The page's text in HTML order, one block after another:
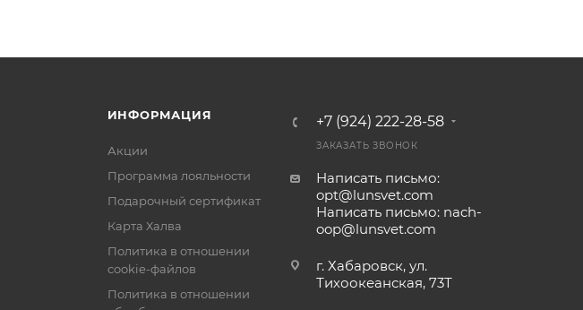
ИНФОРМАЦИЯ
Акции
Программа лояльности
Подарочный сертификат
Карта Халва
Политика в отношении
cookie-файлов
Политика в отношении
+7 (924) 222-28-58
ЗАКАЗАТЬ ЗВОНОК
Написать письмо:
opt@lunsvet.com
Написать письмо: nach-
oop@lunsvet.com
г. Хабаровск, ул.
Тихоокеанская, 73Т